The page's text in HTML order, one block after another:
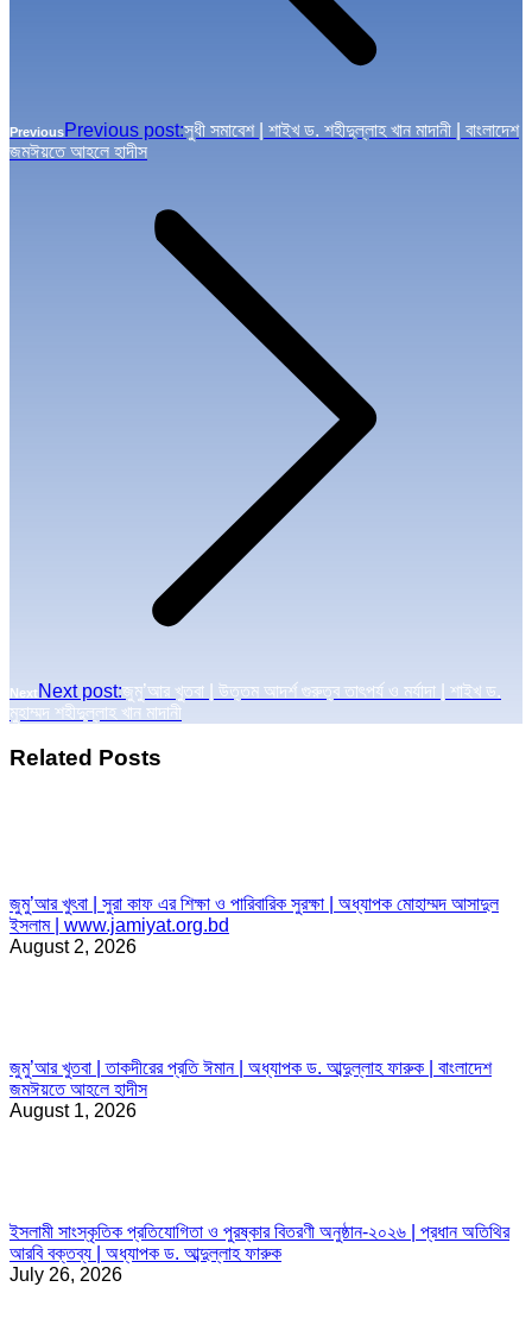
PreviousPrevious post:সুধী সমাবেশ | শাইখ ড. শহীদুল্লাহ খান মাদানী | বাংলাদেশ
জমঈয়তে আহলে হাদীস
Next Next post:জুমু’আর খুতবা | উত্তম আদর্শ গুরুত্ব তাৎপর্য ও মর্যাদা | শাইখ ড.
মুহাম্মদ শহীদুল্লাহ খান মাদানী
Related Posts
জুমু’আর খুৎবা | সুরা কাফ এর শিক্ষা ও পারিবারিক সুরক্ষা | অধ্যাপক মোহাম্মদ আসাদুল
ইসলাম | www.jamiyat.org.bd
August 2, 2026
জুমু’আর খুতবা | তাকদীরের প্রতি ঈমান | অধ্যাপক ড. আব্দুল্লাহ ফারুক | বাংলাদেশ
জমঈয়তে আহলে হাদীস
August 1, 2026
ইসলামী সাংস্কৃতিক প্রতিযোগিতা ও পুরষ্কার বিতরণী অনুষ্ঠান-২০২৬ | প্রধান অতিথির
আরবি বক্তব্য | অধ্যাপক ড. আব্দুল্লাহ ফারুক
July 26, 2026